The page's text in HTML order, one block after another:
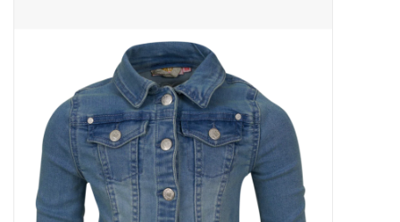
Schoenen en Tassen
Speelgoed